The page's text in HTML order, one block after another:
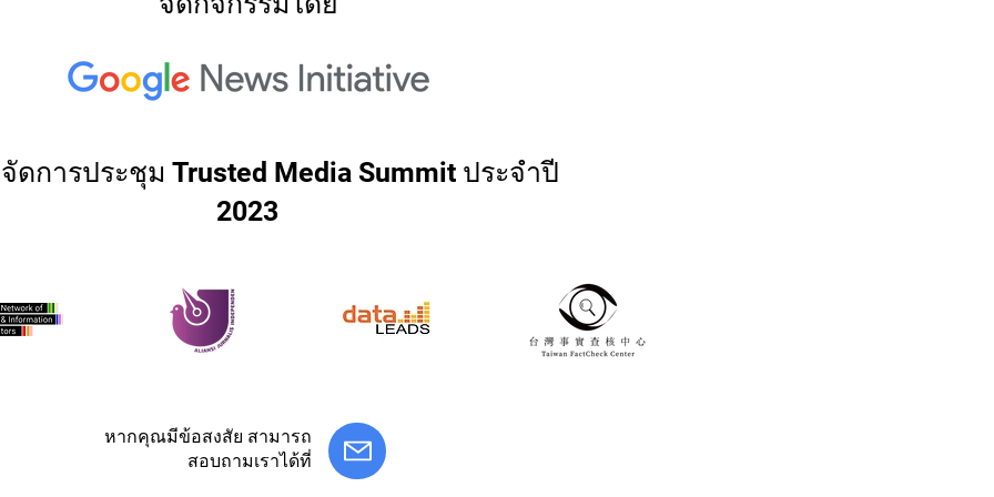
ดการประชุม Trusted Media Summit ประจำปี
2023
หากคุณมีข้อสงสัย สามารถ
สอบถามเราได้ที่